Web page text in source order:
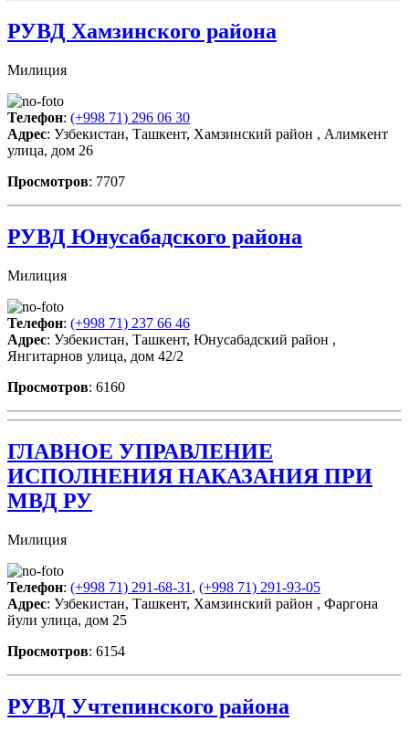
РУВД Хамзинского района
Милиция
Телефон: (+998 71) 296 06 30
Адрес: Узбекистан, Ташкент, Хамзинский район , Алимкент
улица, дом 26
Просмотров: 7707
РУВД Юнусабадского района
Милиция
Телефон: (+998 71) 237 66 46
Адрес: Узбекистан, Ташкент, Юнусабадский район ,
Янгитарнов улица, дом 42/2
Просмотров: 6160
ГЛАВНОЕ УПРАВЛЕНИЕ
ИСПОЛНЕНИЯ НАКАЗАНИЯ ПРИ
МВД РУ
Милиция
Телефон: (+998 71) 291-68-31 , (+998 71) 291-93-05
Адрес: Узбекистан, Ташкент, Хамзинский район , Фаргона
йули улица, дом 25
Просмотров: 6154
РУВД Учтепинского района